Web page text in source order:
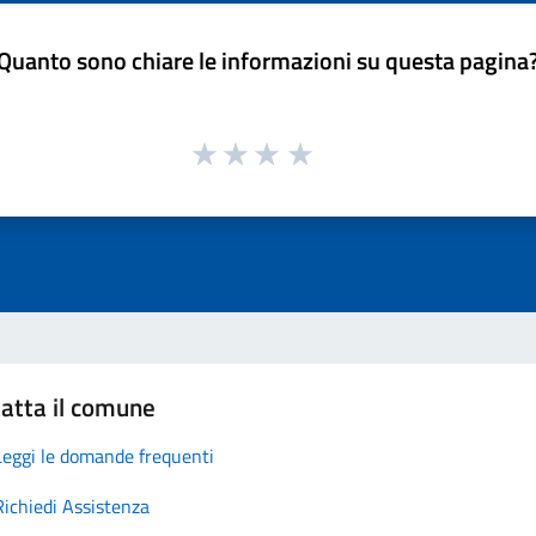
sono chiare le informazioni su questa
il comune
le domande frequenti
Assistenza